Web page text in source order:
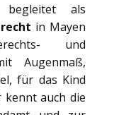
als
in Mayen
und
Augenmaß,
für das Kind
kennt auch die